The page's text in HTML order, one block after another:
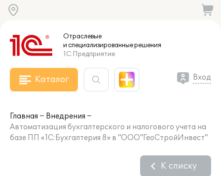
Отраслевые
и специализированныерешения
1С:Предприятие
Каталог Вход
Главная
Внедрения
Автоматизация бухгалтерского и налогового учета на
базе ПП «1С:Бухгалтерия 8» в "ООО"ГеоСтройИнвест"
К списку